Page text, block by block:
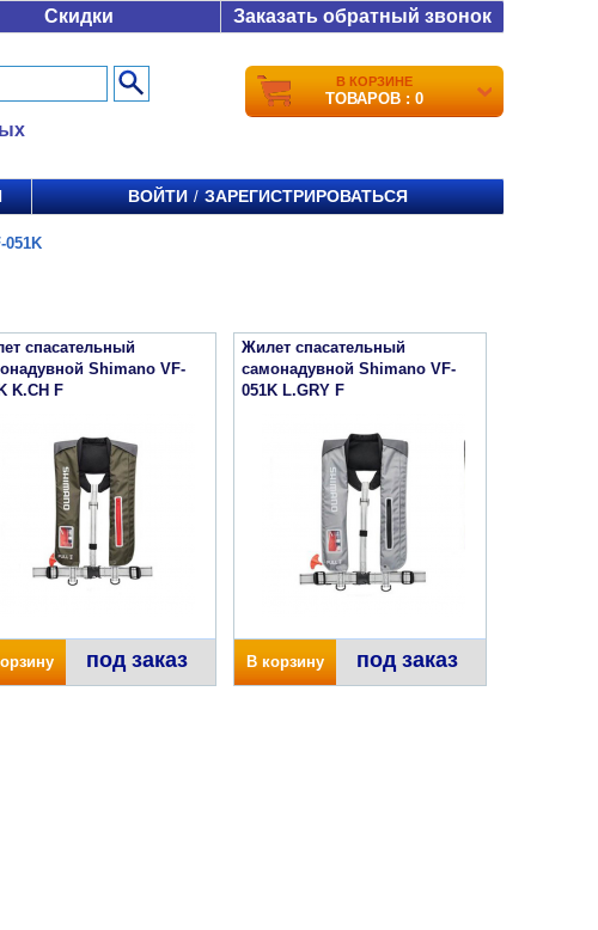
Скидки Заказать обратный звонок
В КОРЗИНЕ
ТОВАРОВ : 0
ВОЙТИ / ЗАРЕГИСТРИРОВАТЬСЯ
051K
спасательный
Shimano VF-
K.CH F
под заказ
Жилет спасательный
самонадувной Shimano VF-
051K L.GRY F
В корзину под заказ